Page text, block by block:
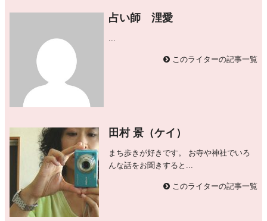
占い師 浬愛
...
このライターの記事一覧
田村 景（ケイ）
まち歩きが好きです。 お寺や神社でいろ
んな話をお聞きすると...
このライターの記事一覧